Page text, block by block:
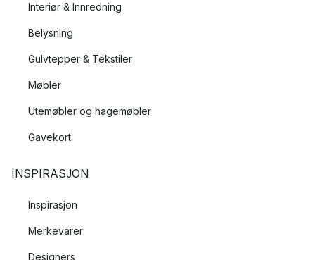
Interiør & Innredning
Belysning
Gulvtepper & Tekstiler
Møbler
Utemøbler og hagemøbler
Gavekort
INSPIRASJON
Inspirasjon
Merkevarer
Designers